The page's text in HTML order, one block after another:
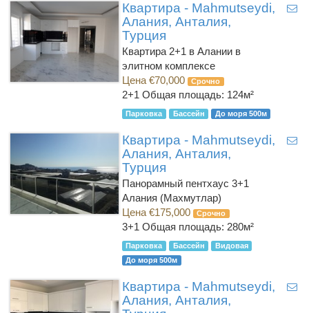
Квартира - Mahmutseydi,
Алания, Анталия,
Турция
Квартира 2+1 в Алании в
элитном комплексе
Цена €70,000
Срочно
2+1 Общая площадь: 124м²
Парковка Бассейн До моря 500м
Квартира - Mahmutseydi,
Алания, Анталия,
Турция
Панорамный пентхаус 3+1
Алания (Махмутлар)
Цена €175,000
Срочно
3+1 Общая площадь: 280м²
Парковка Бассейн
Видовая
До моря 500м
Квартира - Mahmutseydi,
Алания, Анталия,